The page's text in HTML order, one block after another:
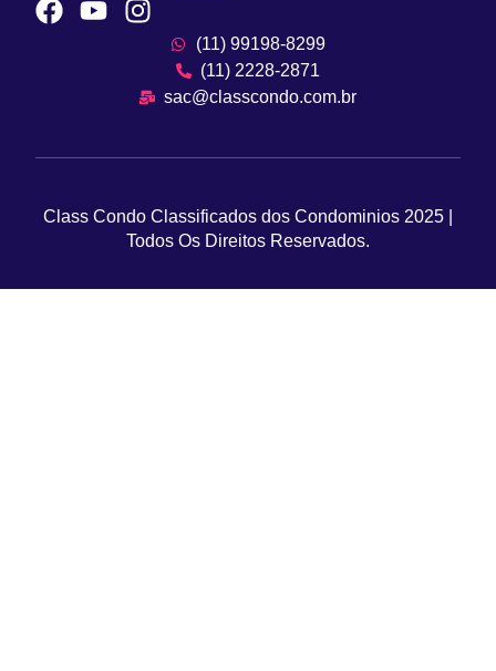
(11) 99198-8299
(11) 2228-2871
sac@classcondo.com.br
Class Condo Classificados dos Condominios 2025 |
Todos Os Direitos Reservados.